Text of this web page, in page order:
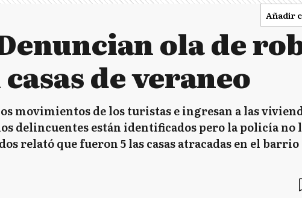
Añadir
ola de
de veraneo
movimientos de los turistas e ingresan a las
delincuentes están identificados pero la policía no
relató que fueron 5 las casas atracadas en el barrio